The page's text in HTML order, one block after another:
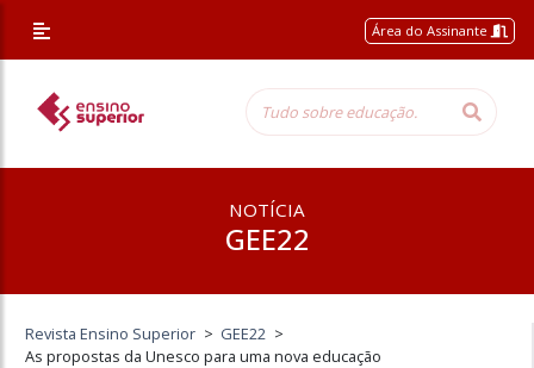
Área do Assinante
NOTÍCIA
GEE22
Revista Ensino Superior > GEE22 >
As propostas da Unesco para uma nova educação